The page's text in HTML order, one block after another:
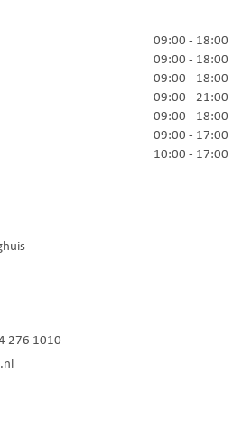
09:00 - 18:00
09:00 - 18:00
09:00 - 18:00
09:00 - 21:00
09:00 - 18:00
09:00 - 17:00
10:00 - 17:00
276 1010